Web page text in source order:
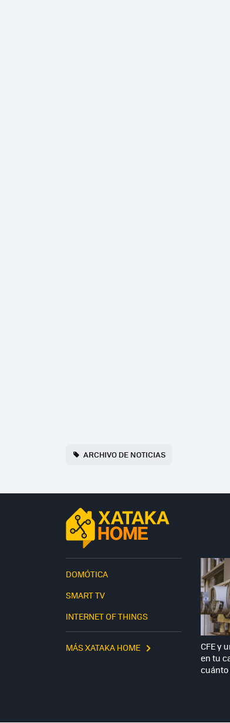
ARCHIVO DE NOTICIAS
DOMÓTICA
SMART TV
INTERNET OF THINGS
MÁS XATAKA HOME
CFE y
en tu